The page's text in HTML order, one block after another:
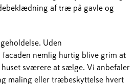
af træ på gavle og
Uden
nemlig hurtig blive grim at
huset sværere at sælge. Vi anbefaler
maling eller træbeskyttelse hvert